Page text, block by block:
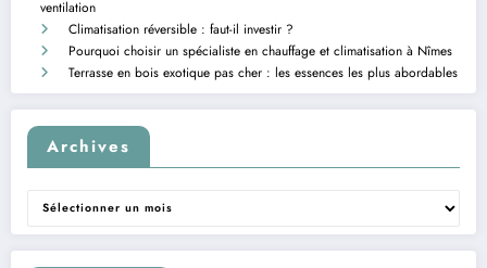
ventilation
Climatisation réversible : faut-il investir ?
Pourquoi choisir un spécialiste en chauffage et climatisation à Nîmes
Terrasse en bois exotique pas cher : les essences les plus abordables
Archives
Archives